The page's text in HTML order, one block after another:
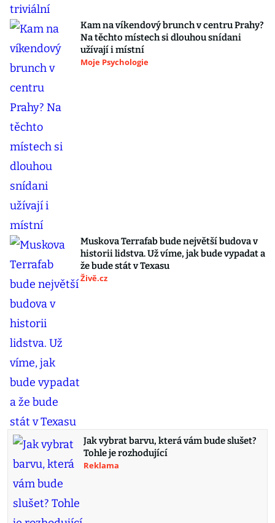
Kam na víkendový brunch v centru Prahy?
Na těchto místech si dlouhou snídani
užívají i místní
Moje Psychologie
Muskova Terrafab bude největší budova v
historii lidstva. Už víme, jak bude vypadat a
že bude stát v Texasu
Živě.cz
Jak vybrat barvu, která vám bude slušet?
Tohle je rozhodující
Reklama